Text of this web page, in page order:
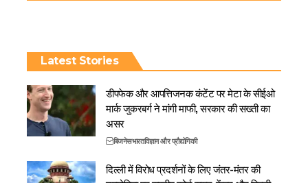
Latest Stories
डीपफेक और आपत्तिजनक कंटेंट पर मेटा के सीईओ
मार्क जुकरबर्ग ने मांगी माफी, सरकार की सख्ती का
असर
बिजनेसभारतविज्ञान और प्रौद्योगिकी
दिल्ली में विरोध प्रदर्शनों के लिए जंतर-मंतर की